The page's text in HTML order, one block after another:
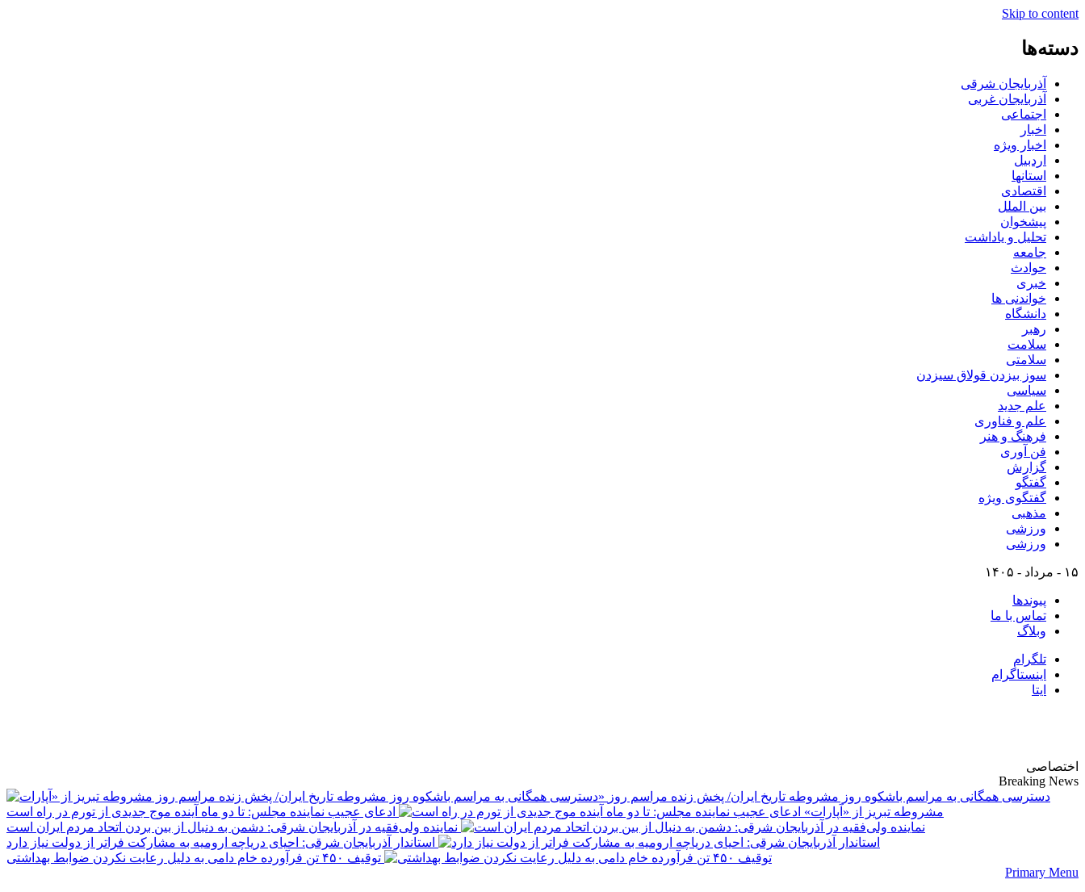
Skip to content
دسته‌ها
آذربایجان شرقی
آذربایجان غربی
اجتماعی
اخبار
اخبار ویژه
اردبیل
استانها
اقتصادی
بین الملل
پیشخوان
تحلیل و یاداشت
جامعه
حوادث
خبری
خواندنی ها
دانشگاه
رهبر
سلامت
سلامتی
سوز بیزدن قولاق سیزدن
سیاسی
علم جدید
علم و فناوری
فرهنگ و هنر
فن آوری
گزارش
گفتگو
گفتگوی ویژه
مذهبی
ورزشی
ورزشی
۱۵ - مرداد - ۱۴۰۵
پیوندها
تماس با ما
وبلاگ
تلگرام
اینستاگرام
ایتا
اختصاصی
Breaking News
دسترسی همگانی به مراسم باشکوه روز مشروطه تاریخ ایران/ پخش زنده مراسم روز
مشروطه تبریز از «آپارات»
ادعای عجیب نماینده مجلس: تا دو ماه آینده موج جدیدی از تورم در راه است
نماینده ولی‌فقیه در آذربایجان شرقی: دشمن به دنبال از بین بردن اتحاد مردم ایران است
استاندار آذربایجان شرقی: احیای دریاچه ارومیه به مشارکت فراتر از دولت نیاز دارد
توقیف ۴۵۰ تن فرآورده خام دامی به دلیل رعایت نکردن ضوابط بهداشتی
Primary Menu